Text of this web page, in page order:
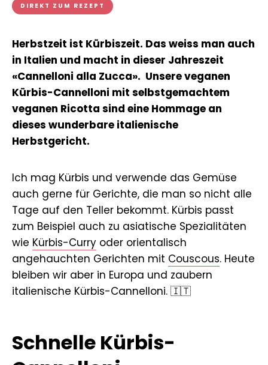
DIREKT ZUM REZEPT
Herbstzeit ist Kürbiszeit. Das weiss man auch
in Italien und macht in dieser Jahreszeit
«Cannelloni alla Zucca». Unsere veganen
Kürbis-Cannelloni mit selbstgemachtem
veganen Ricotta sind eine Hommage an
dieses wunderbare italienische
Herbstgericht.
Ich mag Kürbis und verwende das Gemüse
auch gerne für Gerichte, die man so nicht alle
Tage auf den Teller bekommt. Kürbis passt
zum Beispiel auch zu asiatische Spezialitäten
wie Kürbis-Curry oder orientalisch
angehauchten Gerichten mit Couscous. Heute
bleiben wir aber in Europa und zaubern
italienische Kürbis-Cannelloni. 🇮🇹
Schnelle Kürbis-